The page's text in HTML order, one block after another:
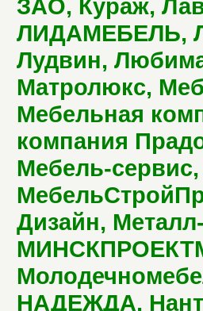
ЗАО, Кураж,
ЛИДАМЕБЕЛЬ,
Лудвин,
Матролюкс,
Мебельная
компания
Мебель-
Дизайн,
НАДЕЖДА,